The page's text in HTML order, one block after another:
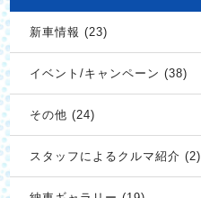
新車情報 (23)
イベント/キャンペーン (38)
その他 (24)
スタッフによるクルマ紹介 (2)